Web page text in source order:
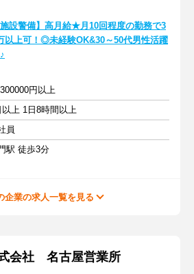
施設警備】高月給★月10回程度の勤務で3
以上可！◎未経験OK&30～50代男性活躍
円以上
以上 1日8時間以上
員
駅 徒歩3分
企業の求人一覧を見る
会社 名古屋営業所